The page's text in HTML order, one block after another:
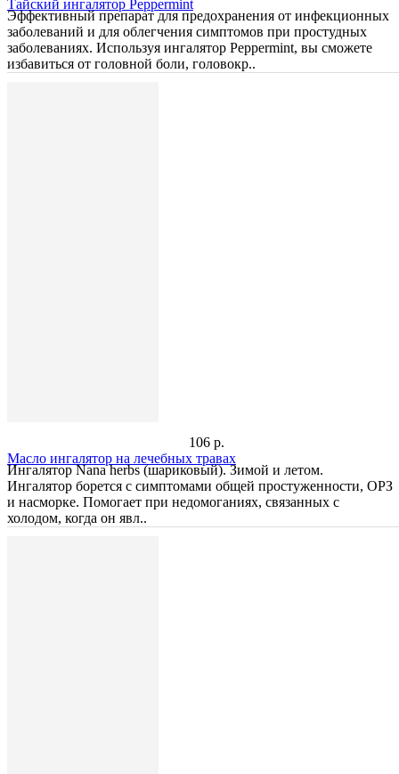
Тайский ингалятор Peppermint
Эффективный препарат для предохранения от инфекционных
заболеваний и для облегчения симптомов при простудных
заболеваниях. Используя ингалятор Peppermint, вы сможете
избавиться от головной боли, головокр..
106 р.
Масло ингалятор на лечебных травах
Ингалятор Nana herbs (шариковый). Зимой и летом.
Ингалятор борется с симптомами общей простуженности, ОРЗ
и насморке. Помогает при недомоганиях, связанных с
холодом, когда он явл..